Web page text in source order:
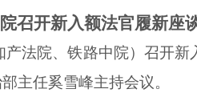
召开新入额法官履新座
产法院、铁路中院）召开
主任奚雪峰主持会议。